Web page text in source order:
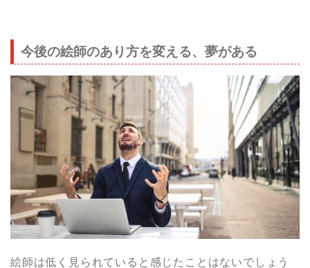
今後の絵師のあり方を変える、夢がある
絵師は低く見られていると感じたことはないでしょう